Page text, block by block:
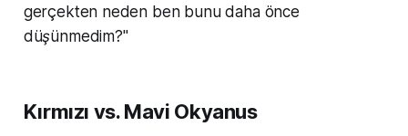
gerçekten neden ben bunu daha önce
düşünmedim?"
Kırmızı vs. Mavi Okyanus